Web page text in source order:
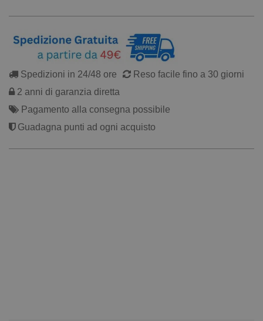
Spedizioni in 24/48 ore
Reso facile fino a 30 giorni
2 anni di garanzia diretta
Pagamento alla consegna possibile
Guadagna punti ad ogni acquisto